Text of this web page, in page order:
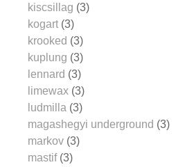
kiscsillag (3)
kogart (3)
krooked (3)
kuplung (3)
lennard (3)
limewax (3)
ludmilla (3)
magashegyi underground (3)
markov (3)
mastif (3)